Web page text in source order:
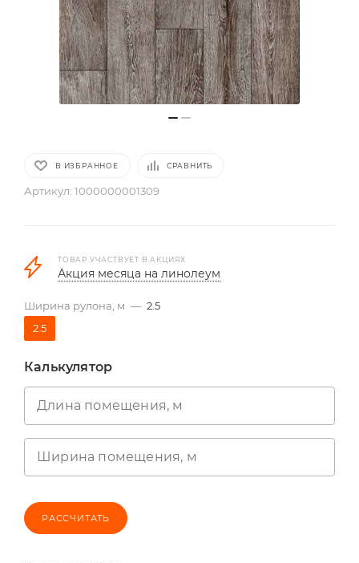
В ИЗБРАННОЕ СРАВНИТЬ
Артикул: 1000000001309
ТОВАР УЧАСТВУЕТ В АКЦИЯХ
Акция месяца на линолеум
Ширина рулона, м — 2.5
2.5
Калькулятор
Длина помещения, м
Ширина помещения, м
РАССЧИТАТЬ